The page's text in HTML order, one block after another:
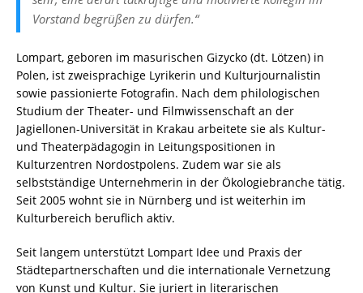
Vorstand begrüßen zu dürfen.“
Lompart, geboren im masurischen Gizycko (dt. Lötzen) in
Polen, ist zweisprachige Lyrikerin und Kulturjournalistin
sowie passionierte Fotografin. Nach dem philologischen
Studium der Theater- und Filmwissenschaft an der
Jagiellonen-Universität in Krakau arbeitete sie als Kultur-
und Theaterpädagogin in Leitungspositionen in
Kulturzentren Nordostpolens. Zudem war sie als
selbstständige Unternehmerin in der Ökologiebranche tätig.
Seit 2005 wohnt sie in Nürnberg und ist weiterhin im
Kulturbereich beruflich aktiv.
Seit langem unterstützt Lompart Idee und Praxis der
Städtepartnerschaften und die internationale Vernetzung
von Kunst und Kultur. Sie juriert in literarischen